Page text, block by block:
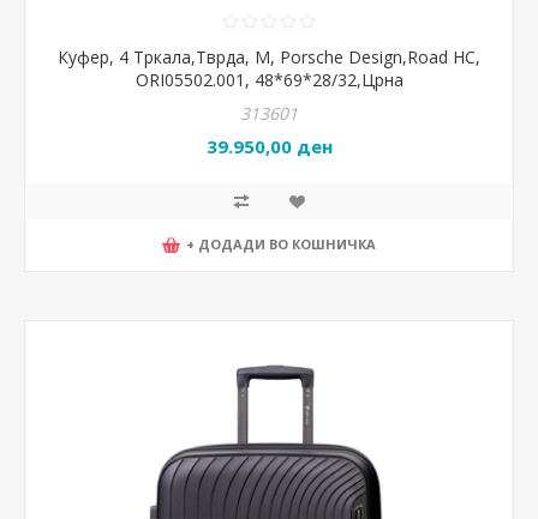
Куфер, 4 Тркала,Тврда, M, Porsche Design,Road HC,
ORI05502.001, 48*69*28/32,Црна
313601
39.950,00 ден
+ ДОДАДИ ВО КОШНИЧКА